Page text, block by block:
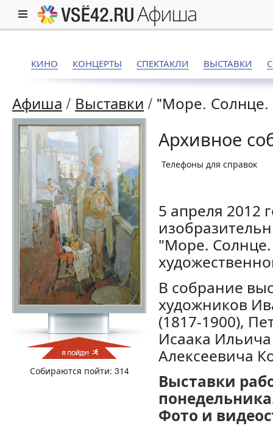
афиша
КИНО КОНЦЕРТЫ СПЕКТАКЛИ ВЫСТАВКИ
Афиша / Выставки / "Море.
Собираются пойти: 314
Архивное
Телефоны для справок
5 апреля 2012
"Море. Солнце.
В собрание
художников
(1817-1900),
Исаака
Алексеевича
Выставки
Фото и